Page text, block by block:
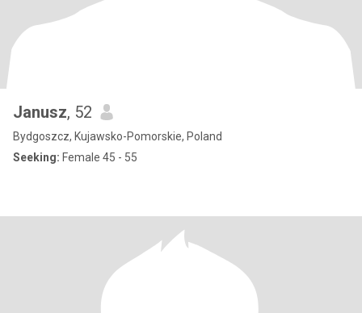
Janusz, 52
Bydgoszcz, Kujawsko-Pomorskie, Poland
Seeking: Female 45 - 55